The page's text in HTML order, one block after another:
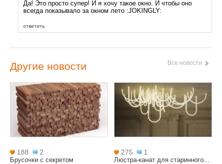
Да! Это просто супер! И я хочу такое окно. И чтобы оно
всегда показывало за окном лето :JOKINGLY:
ответить
Другие новости
188 2
Брусочки с секретом
275 1
Люстра-канат для старинного...
Все новости